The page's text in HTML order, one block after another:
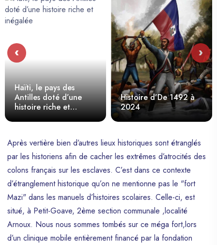
Haïti, le pays des
Antilles doté d’une
histoire riche et
inégalée
Histoire d’De 1492 à
2024
‹ ›
Après vertière bien d’autres lieux historiques sont étranglés
par les historiens afin de cacher les extrêmes d’atrocités des
colons français sur les esclaves. C’est dans ce contexte
d’étranglement historique qu’on ne mentionne pas le "fort
Mazi" dans les manuels d’histoires scolaires. Celle-ci, est
situé, à Petit-Goave, 2ème section communale ,localité
Arnoux. Nous nous sommes tombés sur ce méga fort,lors
d’un clinique mobile entièrement financé par la fondation